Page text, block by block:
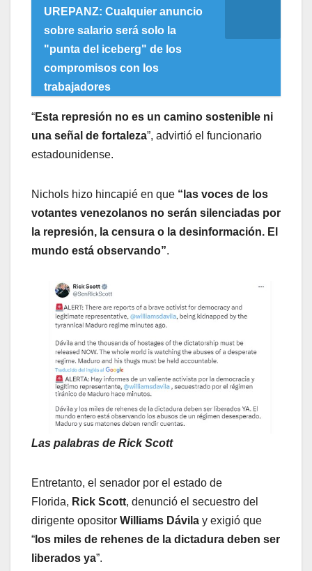
UREPANZ: Cualquier anuncio
sobre salario será solo la
"punta del iceberg" de los
compromisos con los
trabajadores
“Esta represión no es un camino sostenible ni
una señal de fortaleza”, advirtió el funcionario
estadounidense.
Nichols hizo hincapié en que “las voces de los
votantes venezolanos no serán silenciadas por
la represión, la censura o la desinformación. El
mundo está observando”.
Las palabras de Rick Scott
Entretanto, el senador por el estado de
Florida, Rick Scott, denunció el secuestro del
dirigente opositor Williams Dávila y exigió que
“ los miles de rehenes de la dictadura deben ser
liberados ya”.